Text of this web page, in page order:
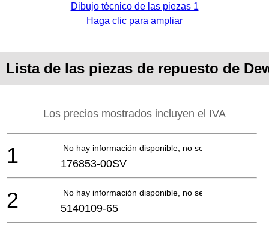
Dibujo técnico de las piezas 1
Haga clic para ampliar
Lista de las piezas de repuesto de
Los precios mostrados incluyen el IVA
No hay información disponible, no se puede pedir
1 176853-00SV
No hay información disponible, no se puede pedir
2 5140109-65